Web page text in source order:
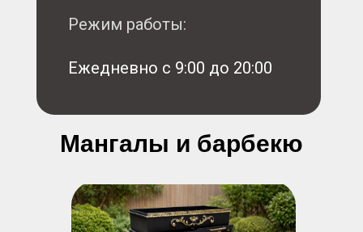
Мангалы и барбекю
Ежедневно с 9:00 до 20:00
Режим работы: